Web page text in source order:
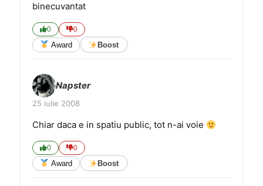
binecuvantat
0 0
Award Boost
Napster
25 iulie 2008
Chiar daca e in spatiu public, tot n-ai voie
0 0
Award Boost